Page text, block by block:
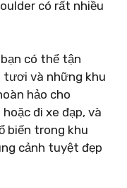
có rất nhiều
có thể tận
tươi và những khu
hảo cho
đi xe đạp, và
biến trong khu
cảnh tuyệt đẹp